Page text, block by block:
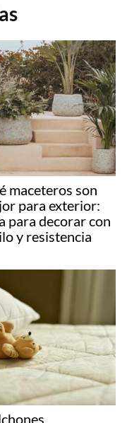
maceteros son
para exterior:
para decorar con
y resistencia